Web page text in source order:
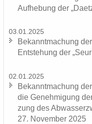
Auf­he­bung der
03.01.2025
Be­kannt­ma­chung
Ent­ste­hung der
02.01.2025
Be­kannt­ma­chung
die Ge­neh­mi­gung
zung des
27. No­vem­ber 2025